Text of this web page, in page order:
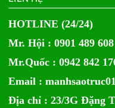
HOTLINE (24/24)
Mr. Hội : 0901 489 608
Mr.Quốc : 0942 842
Email :
Địa chỉ : 23/3G Đặng